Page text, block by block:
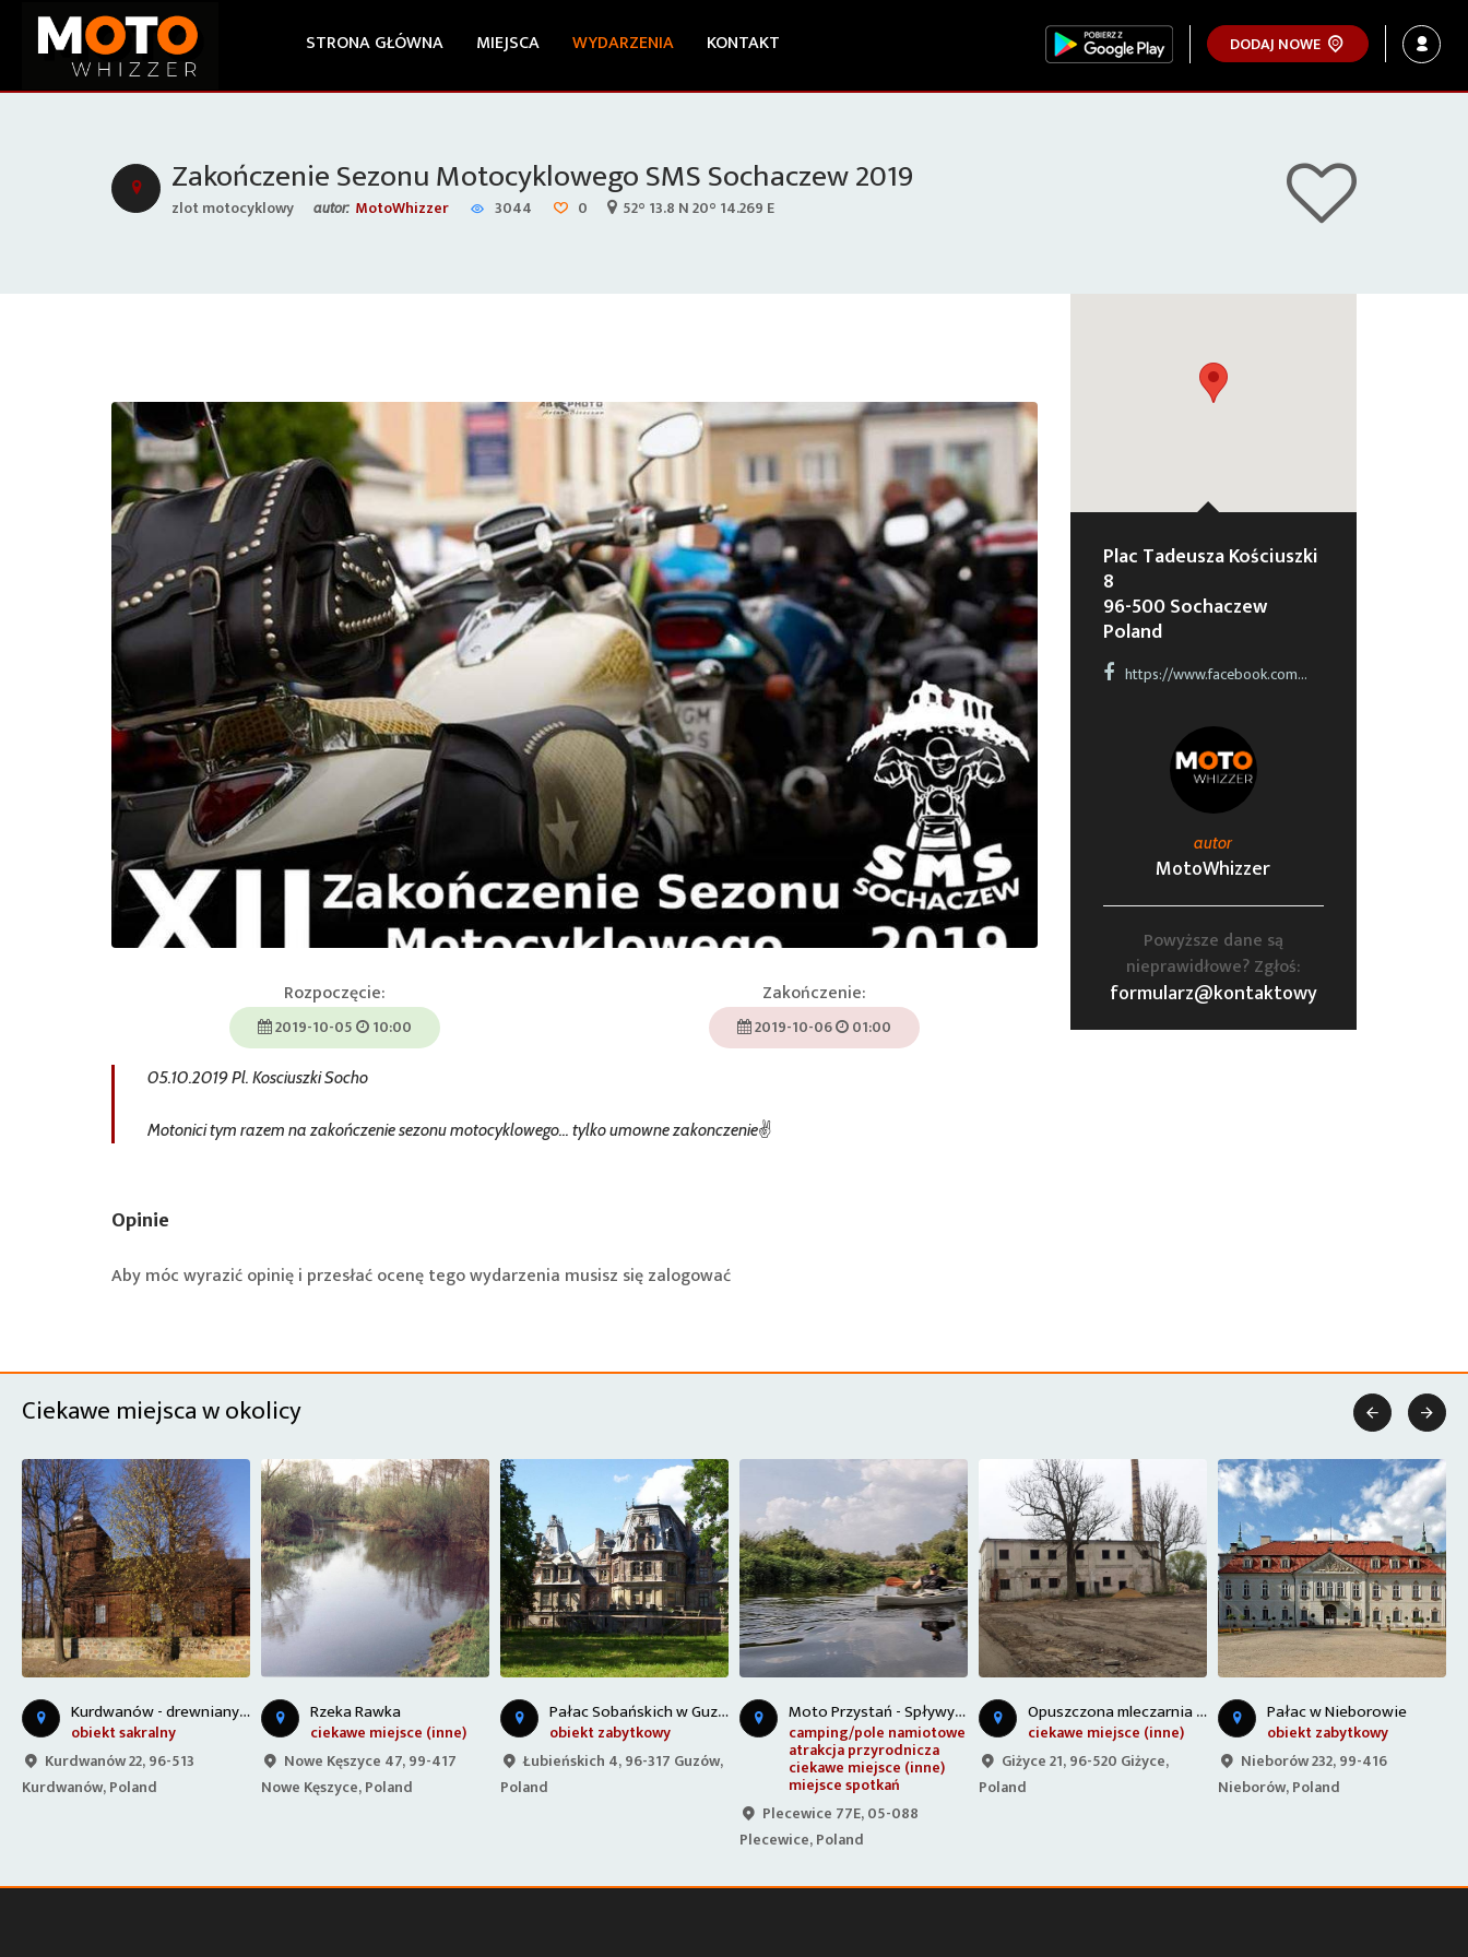
STRONA GŁÓWNA MIEJSCA WYDARZENIA KONTAKT DODAJ NOWE
Zakończenie Sezonu Motocyklowego SMS Sochaczew 2019
zlot motocyklowy autor: MotoWhizzer 3044 0 52° 13.8 N 20° 14.269 E
Rozpoczęcie:
2019-10-05 10:00
Zakończenie:
2019-10-06 01:00
05.10.2019 Pl. Kosciuszki Socho
Motonici tym razem na zakończenie sezonu motocyklowego... tylko umowne zakonczenie✌️
Opinie
Aby móc wyrazić opinię i przesłać ocenę tego wydarzenia musisz sięzalogować
Plac Tadeusza Kościuszki
8
96-500 Sochaczew
Poland
https://www.facebook.com/events/847467258980982/
autor
MotoWhizzer
Powyższe dane są
nieprawidłowe? Zgłoś:
formularz@kontaktowy
Ciekawe miejsca w okolicy
K
urdwanów - drewniany kościół
obiekt sakralny
Kurdwanów 22, 96-513
Kurdwanów, Poland
Rzeka Rawka
ciekawe miejsce (inne)
Nowe Kęszyce 47, 99-417
Nowe Kęszyce, Poland
P
ałac Sobańskich w Guzowie
obiekt zabytkowy
Łubieńskich 4, 96-317 Guzów,
Poland
M
oto Przystań - Spływy kajakowe
camping/pole namiotowe
atrakcja przyrodnicza
ciekawe miejsce (inne)
miejsce spotkań
Plecewice 77E, 05-088
Plecewice, Poland
O
puszczona mleczarnia w giżycach
ciekawe miejsce (inne)
Giżyce 21, 96-520 Giżyce,
Poland
Pałac w Nieborowie
obiekt zabytkowy
Nieborów 232, 99-416
Nieborów, Poland
 